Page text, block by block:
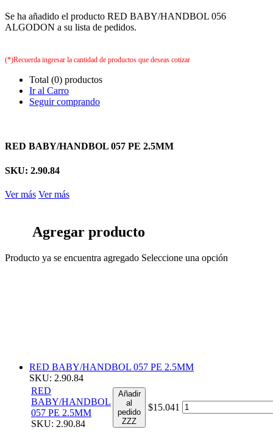
Se ha añadido el producto RED BABY/HANDBOL 056
ALGODON a su lista de pedidos.
(*)Recuerda ingresar la cantidad de productos que deseas cotizar
Total (0) productos
Ir al Carro
Seguir comprando
RED BABY/HANDBOL 057 PE 2.5MM
SKU: 2.90.84
Ver más Ver más
Agregar producto
Producto ya se encuentra agregado Seleccione una opción
RED BABY/HANDBOL 057 PE 2.5MM
SKU: 2.90.84
RED
BABY/HANDBOL
057 PE 2.5MM
SKU: 2.90.84
Añadir
al
pedido
ZZZ
$15.041